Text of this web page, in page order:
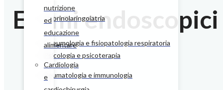
Otorinolaringoiatria
Pneumologia e fisiopatologia respiratoria
Psicologia e psicoterapia
Reumatologia e immunologia
nutrizione
ed
educazione
alimentare
Cardiologia
e
Esami endoscopici